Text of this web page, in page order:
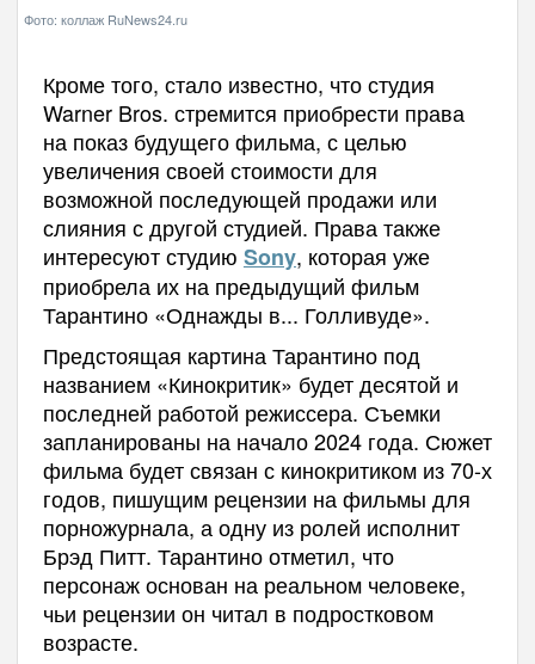
Фото: коллаж RuNews24.ru
Кроме того, стало известно, что студия
Warner Bros. стремится приобрести права
на показ будущего фильма, с целью
увеличения своей стоимости для
возможной последующей продажи или
слияния с другой студией. Права также
интересуют студию Sony, которая уже
приобрела их на предыдущий фильм
Тарантино «Однажды в... Голливуде».
Предстоящая картина Тарантино под
названием «Кинокритик» будет десятой и
последней работой режиссера. Съемки
запланированы на начало 2024 года. Сюжет
фильма будет связан с кинокритиком из 70-х
годов, пишущим рецензии на фильмы для
порножурнала, а одну из ролей исполнит
Брэд Питт. Тарантино отметил, что
персонаж основан на реальном человеке,
чьи рецензии он читал в подростковом
возрасте.